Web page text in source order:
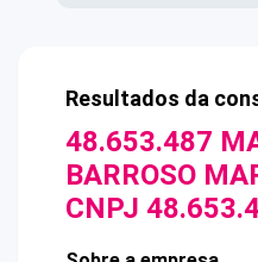
Resultados da
48.653.487
BARROSO
CNPJ